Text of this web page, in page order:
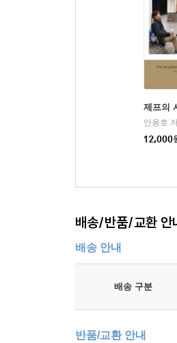
제프의
안용호 저
12,000
배송/반품/교환 안
배송 안내
배송 구분
반품/교환 안내